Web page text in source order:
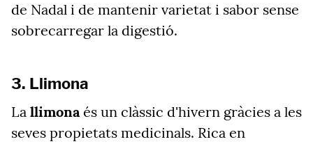
de Nadal i de mantenir varietat i sabor sense
sobrecarregar la digestió.
3. Llimona
La llimonaés un clàssic d'hivern gràcies a les
seves propietats medicinals. Rica en